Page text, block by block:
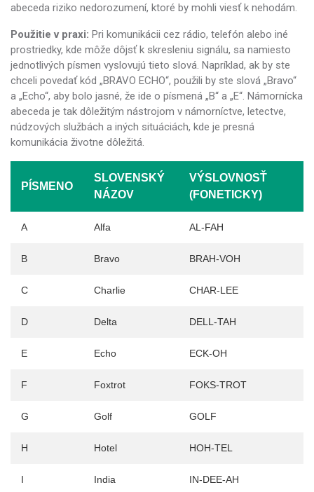
abeceda riziko nedorozumení, ktoré by mohli viesť k nehodám.
Použitie v praxi: Pri komunikácii cez rádio, telefón alebo iné
prostriedky, kde môže dôjsť k skresleniu signálu, sa namiesto
jednotlivých písmen vyslovujú tieto slová. Napríklad, ak by ste
chceli povedať kód „BRAVO ECHO“, použili by ste slová „Bravo“
a „Echo“, aby bolo jasné, že ide o písmená „B“ a „E“. Námornícka
abeceda je tak dôležitým nástrojom v námorníctve, letectve,
núdzových službách a iných situáciách, kde je presná
komunikácia životne dôležitá.
PÍSMENO
SLOVENSKÝ
NÁZOV
VÝSLOVNOSŤ
(FONETICKY)
A Alfa AL-FAH
B Bravo BRAH-VOH
C Charlie CHAR-LEE
D Delta DELL-TAH
E Echo ECK-OH
F Foxtrot FOKS-TROT
G Golf GOLF
H Hotel HOH-TEL
I India IN-DEE-AH